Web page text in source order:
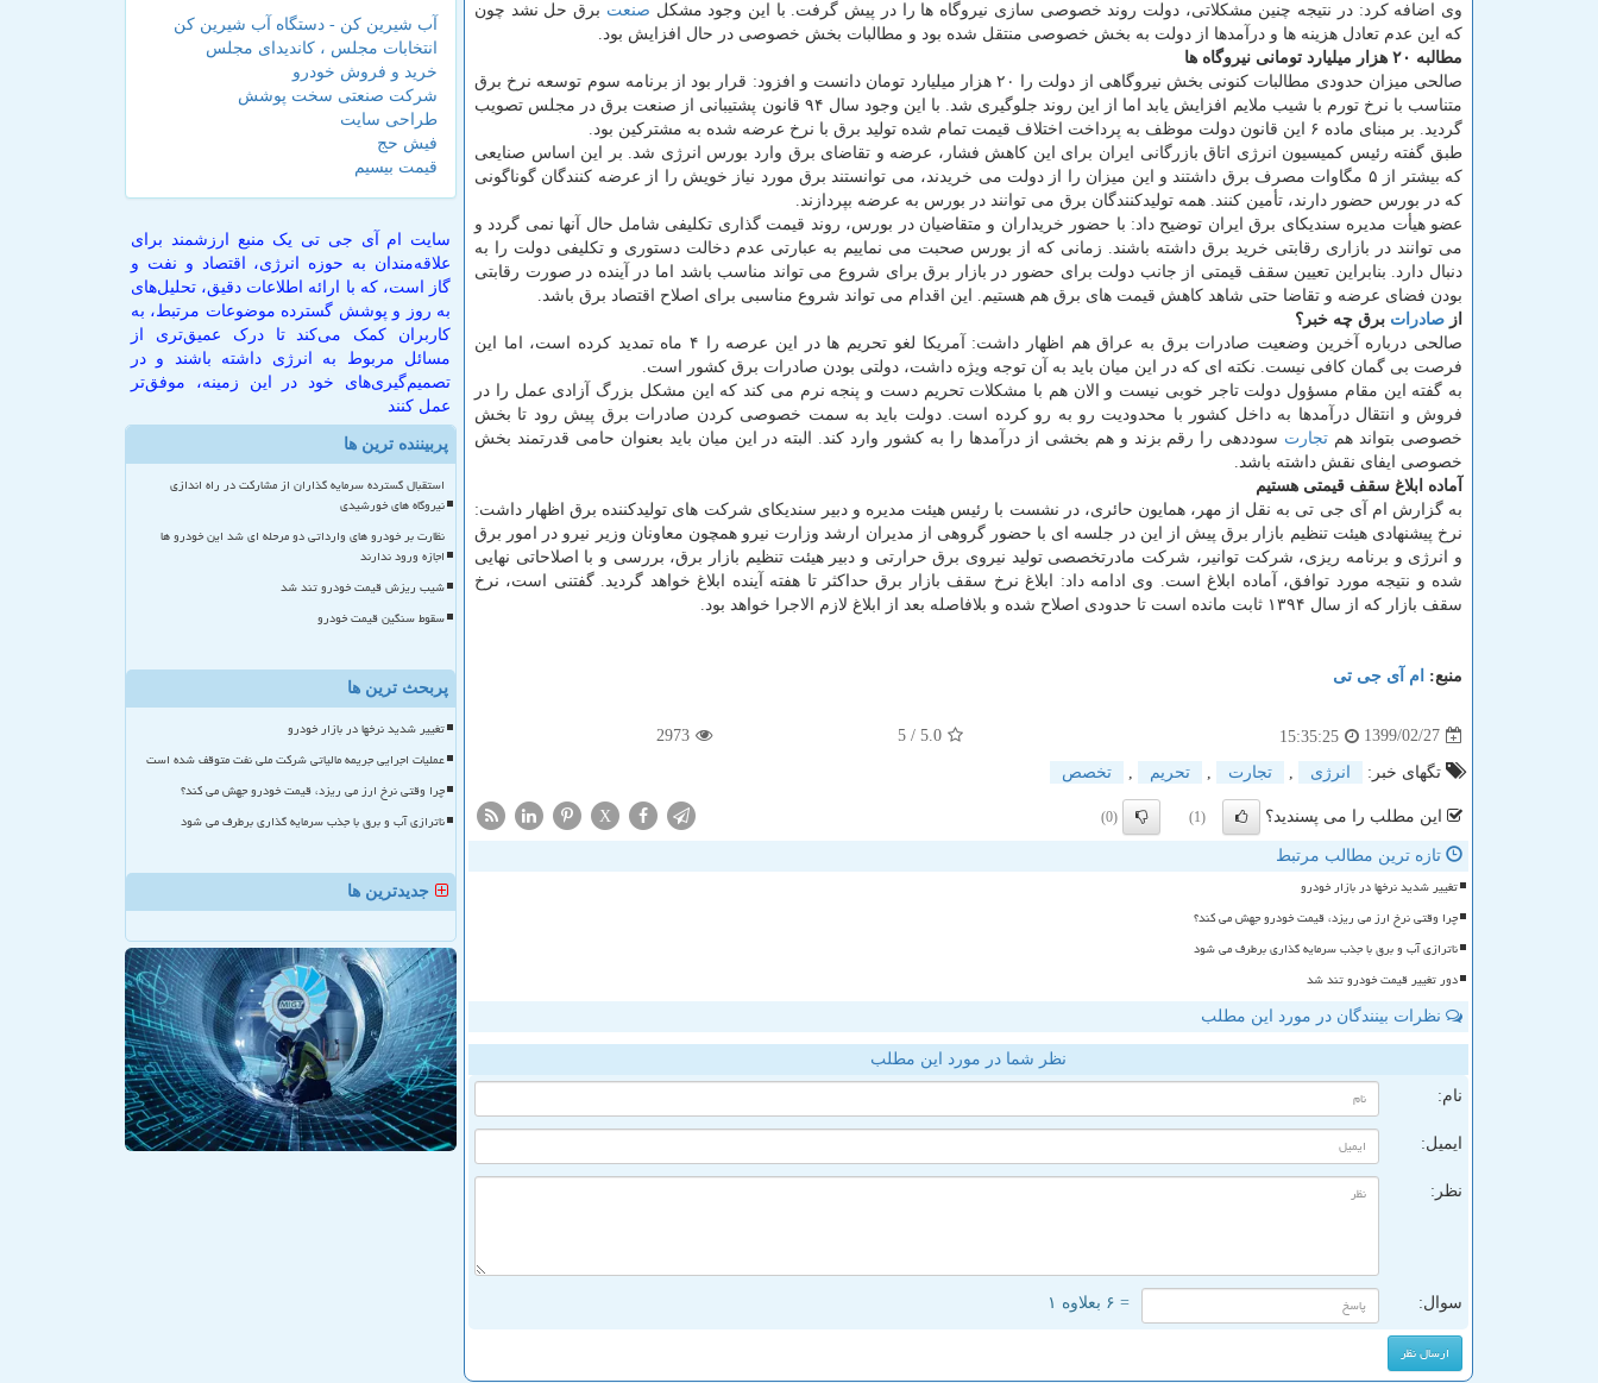
وی اضافه کرد: در نتیجه چنین مشکلاتی، دولت روند خصوصی سازی نیروگاه ها را در پیش گرفت. با این وجود مشکل صنعت برق حل نشد چون
که این عدم تعادل هزینه ها و درآمدها از دولت به بخش خصوصی منتقل شده بود و مطالبات بخش خصوصی در حال افزایش بود.
مطالبه ۲۰ هزار میلیارد تومانی نیروگاه ها
صالحی میزان حدودی مطالبات کنونی بخش نیروگاهی از دولت را ۲۰ هزار میلیارد تومان دانست و افزود: قرار بود از برنامه سوم توسعه نرخ برق
متناسب با نرخ تورم با شیب ملایم افزایش یابد اما از این روند جلوگیری شد. با این وجود سال ۹۴ قانون پشتیبانی از صنعت برق در مجلس تصویب
گردید. بر مبنای ماده ۶ این قانون دولت موظف به پرداخت اختلاف قیمت تمام شده تولید برق با نرخ عرضه شده به مشترکین بود.
طبق گفته رئیس کمیسیون انرژی اتاق بازرگانی ایران برای این کاهش فشار، عرضه و تقاضای برق وارد بورس انرژی شد. بر این اساس صنایعی
که بیشتر از ۵ مگاوات مصرف برق داشتند و این میزان را از دولت می خریدند، می توانستند برق مورد نیاز خویش را از عرضه کنندگان گوناگونی
که در بورس حضور دارند، تأمین کنند. همه تولیدکنندگان برق می توانند در بورس به عرضه بپردازند.
عضو هیأت مدیره سندیکای برق ایران توضیح داد: با حضور خریداران و متقاضیان در بورس، روند قیمت گذاری تکلیفی شامل حال آنها نمی گردد و
می توانند در بازاری رقابتی خرید برق داشته باشند. زمانی که از بورس صحبت می نماییم به عبارتی عدم دخالت دستوری و تکلیفی دولت را به
دنبال دارد. بنابراین تعیین سقف قیمتی از جانب دولت برای حضور در بازار برق برای شروع می تواند مناسب باشد اما در آینده در صورت رقابتی
بودن فضای عرضه و تقاضا حتی شاهد کاهش قیمت های برق هم هستیم. این اقدام می تواند شروع مناسبی برای اصلاح اقتصاد برق باشد.
از صادرات برق چه خبر؟
صالحی درباره آخرین وضعیت صادرات برق به عراق هم اظهار داشت: آمریکا لغو تحریم ها در این عرصه را ۴ ماه تمدید کرده است، اما این
فرصت بی گمان کافی نیست. نکته ای که در این میان باید به آن توجه ویژه داشت، دولتی بودن صادرات برق کشور است.
به گفته این مقام مسؤول دولت تاجر خوبی نیست و الان هم با مشکلات تحریم دست و پنجه نرم می کند که این مشکل بزرگ آزادی عمل را در
فروش و انتقال درآمدها به داخل کشور با محدودیت رو به رو کرده است. دولت باید به سمت خصوصی کردن صادرات برق پیش رود تا بخش
خصوصی بتواند هم تجارت سوددهی را رقم بزند و هم بخشی از درآمدها را به کشور وارد کند. البته در این میان باید بعنوان حامی قدرتمند بخش
خصوصی ایفای نقش داشته باشد.
آماده ابلاغ سقف قیمتی هستیم
به گزارش ام آی جی تی به نقل از مهر، همایون حائری، در نشست با رئیس هیئت مدیره و دبیر سندیکای شرکت های تولیدکننده برق اظهار داشت:
نرخ پیشنهادی هیئت تنظیم بازار برق پیش از این در جلسه ای با حضور گروهی از مدیران ارشد وزارت نیرو همچون معاونان وزیر نیرو در امور برق
و انرژی و برنامه ریزی، شرکت توانیر، شرکت مادرتخصصی تولید نیروی برق حرارتی و دبیر هیئت تنظیم بازار برق، بررسی و با اصلاحاتی نهایی
شده و نتیجه مورد توافق، آماده ابلاغ است. وی ادامه داد: ابلاغ نرخ سقف بازار برق حداکثر تا هفته آینده ابلاغ خواهد گردید. گفتنی است، نرخ
سقف بازار که از سال ۱۳۹۴ ثابت مانده است تا حدودی اصلاح شده و بلافاصله بعد از ابلاغ لازم الاجرا خواهد بود.
منبع: ام آی جی تی
1399/02/27
15:35:25
5.0
/ 5
2973
تگهای خبر: انرژی تجارت تحریم تخصص
این مطلب را می پسندید؟ (1)
(0)
X
تازه ترین مطالب مرتبط
تغییر شدید نرخها در بازار خودرو
چرا وقتی نرخ ارز می ریزد، قیمت خودرو جهش می کند؟
ناترازی آب و برق با جذب سرمایه گذاری برطرف می شود
دور تغییر قیمت خودرو تند شد
نظرات بینندگان در مورد این مطلب
نظر شما در مورد این مطلب
نام:
ایمیل:
نظر:
سوال: = ۶ بعلاوه ۱
آب شیرین کن - دستگاه آب شیرین کن
انتخابات مجلس ، کاندیدای مجلس
خرید و فروش خودرو
شرکت صنعتی سخت پوشش
طراحی سایت
فیش حج
قیمت بیسیم
سایت ام آی جی تی یک منبع ارزشمند برای
علاقه‌مندان به حوزه انرژی، اقتصاد و نفت و
گاز است، که با ارائه اطلاعات دقیق، تحلیل‌های
به روز و پوشش گسترده موضوعات مرتبط، به
کاربران کمک می‌کند تا درک عمیق‌تری از
مسائل مربوط به انرژی داشته باشند و در
تصمیم‌گیری‌های خود در این زمینه، موفق‌تر
عمل کنند
پربیننده ترین ها
استقبال گسترده سرمایه گذاران از مشارکت در راه اندازی
نیروگاه های خورشیدی
نظارت بر خودرو های وارداتی دو مرحله ای شد این خودرو ها
اجازه ورود ندارند
شیب ریزش قیمت خودرو تند شد
سقوط سنگین قیمت خودرو
پربحث ترین ها
تغییر شدید نرخها در بازار خودرو
عملیات اجرایی جریمه مالیاتی شرکت ملی نفت متوقف شده است
چرا وقتی نرخ ارز می ریزد، قیمت خودرو جهش می کند؟
ناترازی آب و برق با جذب سرمایه گذاری برطرف می شود
جدیدترین ها